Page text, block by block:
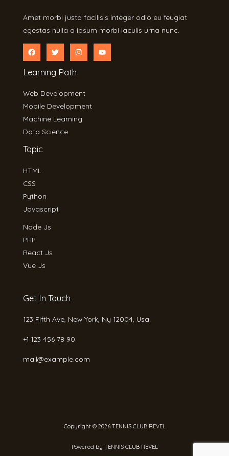
Amet morbi justo facilisis integer odio eu feugiat
egestas nulla a ipsum morbi iaculis urna nunc.
Learning Path
Web Development
Mobile Development
Machine Learning
Data Science
Topic
HTML
CSS
Python
Javascript
Node Js
PHP
React Js
Vue Js
Get In Touch
123 Fifth Ave, New York, Ny 12004, Usa.
+1 123 456 78 90
mail@example.com
Copyright © 2026 TENNIS CLUB REVEL
Powered by TENNIS CLUB REVEL